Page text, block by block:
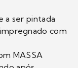
a ser pintada
com
MASSA